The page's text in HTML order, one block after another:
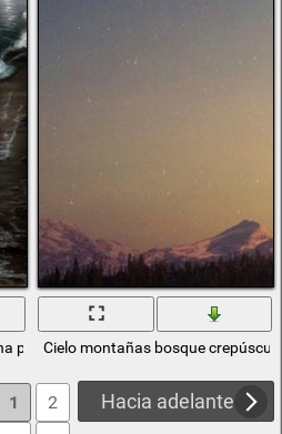
playa exótica
Cielo montañas bosque
Hacia adelante
1
2